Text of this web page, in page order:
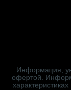
Информация,
офертой.